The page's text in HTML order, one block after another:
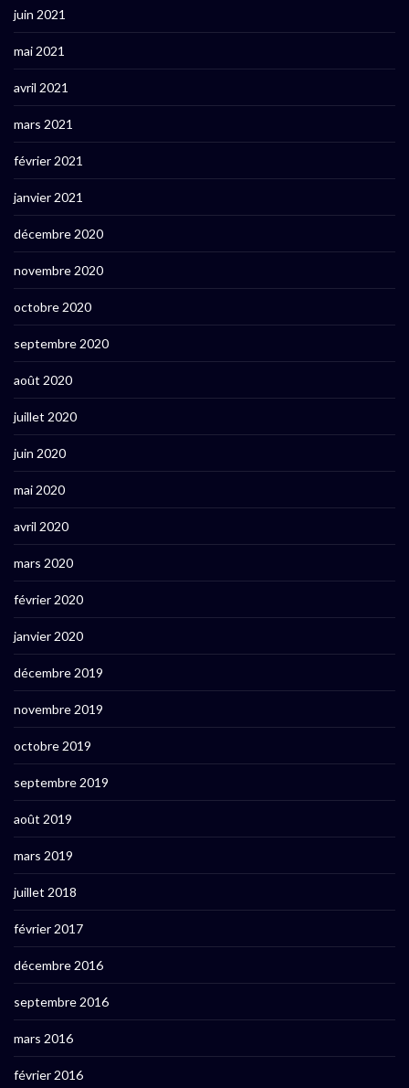
juin 2021
mai 2021
avril 2021
mars 2021
février 2021
janvier 2021
décembre 2020
novembre 2020
octobre 2020
septembre 2020
août 2020
juillet 2020
juin 2020
mai 2020
avril 2020
mars 2020
février 2020
janvier 2020
décembre 2019
novembre 2019
octobre 2019
septembre 2019
août 2019
mars 2019
juillet 2018
février 2017
décembre 2016
septembre 2016
mars 2016
février 2016